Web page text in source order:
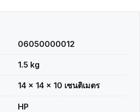
06050000012
1.5 kg
14 × 14 × 10 เซนติเมตร
HP